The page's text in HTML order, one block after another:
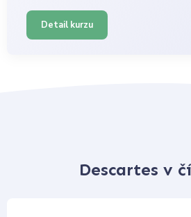
Detail kurzu
Descartes v